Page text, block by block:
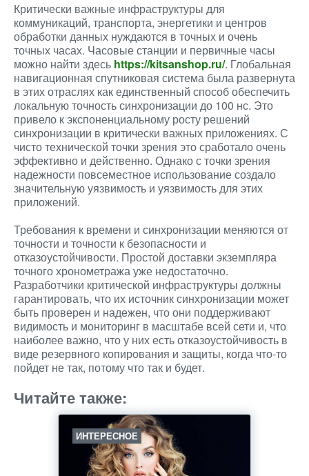
Критически важные инфраструктуры для
коммуникаций, транспорта, энергетики и центров
обработки данных нуждаются в точных и очень
точных часах. Часовые станции и первичные часы
можно найти здесь https://kitsanshop.ru/. Глобальная
навигационная спутниковая система была развернута
в этих отраслях как единственный способ обеспечить
локальную точность синхронизации до 100 нс. Это
привело к экспоненциальному росту решений
синхронизации в критически важных приложениях. С
чисто технической точки зрения это сработало очень
эффективно и действенно. Однако с точки зрения
надежности повсеместное использование создало
значительную уязвимость и уязвимость для этих
приложений.
Требования к времени и синхронизации меняются от
точности и точности к безопасности и
отказоустойчивости. Простой доставки экземпляра
точного хронометража уже недостаточно.
Разработчики критической инфраструктуры должны
гарантировать, что их источник синхронизации может
быть проверен и надежен, что они поддерживают
видимость и мониторинг в масштабе всей сети и, что
наиболее важно, что у них есть отказоустойчивость в
виде резервного копирования и защиты, когда что-то
пойдет не так, потому что так и будет.
Читайте также:
ИНТЕРЕСНОЕ